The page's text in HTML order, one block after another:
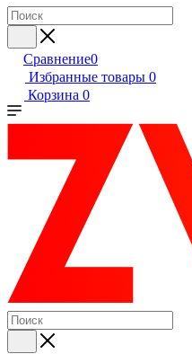
Сравнение0
Избранные товары 0
Корзина 0